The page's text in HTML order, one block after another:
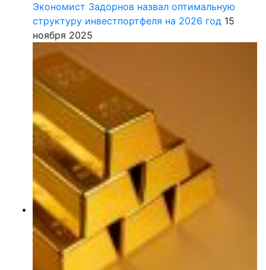
Экономист Задорнов назвал оптимальную
структуру инвестпортфеля на 2026 год 15
ноября 2025